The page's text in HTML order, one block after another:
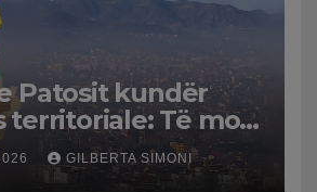
Patosit kundër
territoriale: Të mos
identitetin e
GILBERTA SIMONI